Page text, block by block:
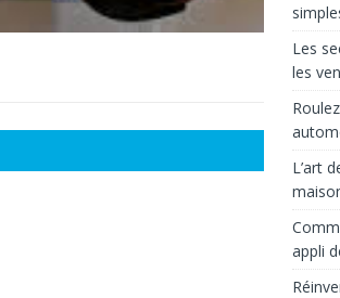
Les
les
L’art
appli